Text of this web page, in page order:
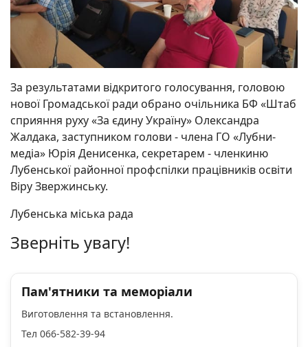
За результатами відкритого голосування, головою
нової Громадської ради обрано очільника БФ «Штаб
сприяння руху «За єдину Україну» Олександра
Жалдака, заступником голови - члена ГО «Лубни-
медіа» Юрія Денисенка, секретарем - членкиню
Лубенської районної профспілки працівників освіти
Віру Звержинську.
Лубенська міська рада
Зверніть увагу!
Пам'ятники та меморіали
Виготовлення та встановлення.
Тел 066-582-39-94